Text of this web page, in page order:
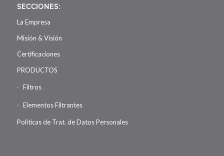
SECCIONES:
La Empresa
Misión & Visión
Certificaciones
PRODUCTOS
Filtros
Elementos Filtrantes
Políticas de Trat. de Datos Personales